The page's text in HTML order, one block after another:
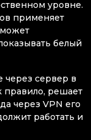
уровне.
применяет
белый
сервер в
решает
через VPN его
работать и